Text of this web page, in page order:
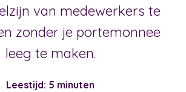
van medewerkers te
zonder je portemonnee
leeg te maken.
Leestijd: 5 minuten